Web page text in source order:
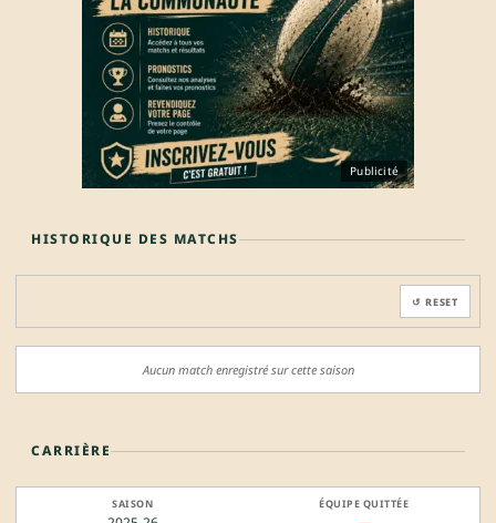
Publicité
HISTORIQUE DES MATCHS
↺ RESET
Aucun match enregistré sur cette saison
CARRIÈRE